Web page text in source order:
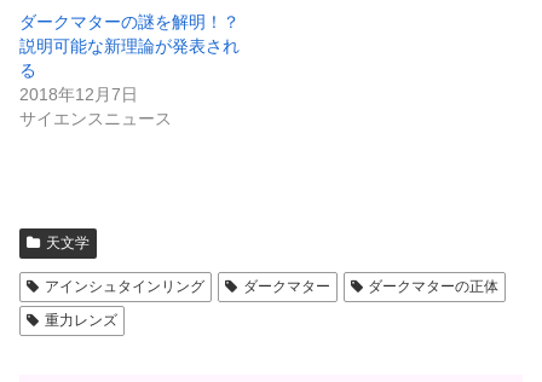
し
い
ウ
ィ
ド
ウ
で
開
ク
し
て
く
さ
い
新
き
ま
す
ダークマターの謎を解明！？
説明可能な新理論が発表され
る
2018年12月7日
サイエンスニュース
天文学
アインシュタインリング ダークマター
ダークマターの正体
重力レンズ